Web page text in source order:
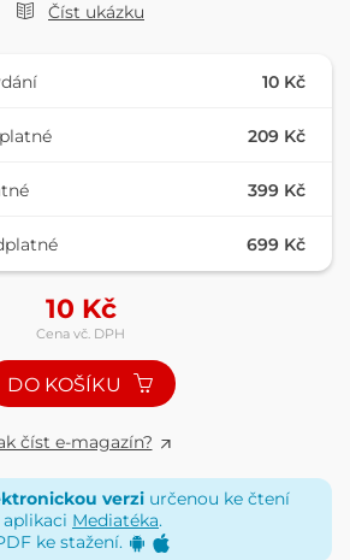
Číst ukázku
10 Kč
209 Kč
399 Kč
699 Kč
10 Kč
Cena vč. DPH
DO KOŠÍKU
číst e-magazín?
verzi určenou ke čtení
Mediatéka.
ke stažení.